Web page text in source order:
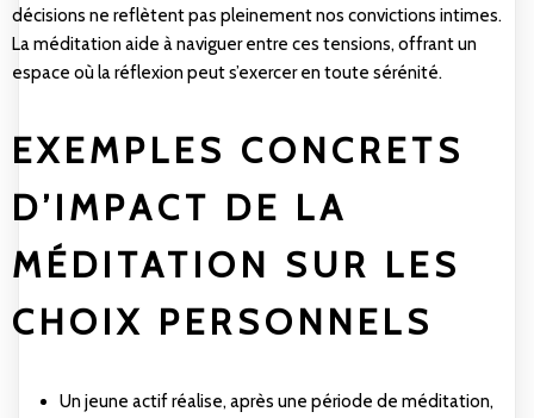
décisions ne reflètent pas pleinement nos convictions intimes.
La méditation aide à naviguer entre ces tensions, offrant un
espace où la réflexion peut s’exercer en toute sérénité.
EXEMPLES CONCRETS
D’IMPACT DE LA
MÉDITATION SUR LES
CHOIX PERSONNELS
Un jeune actif réalise, après une période de méditation,